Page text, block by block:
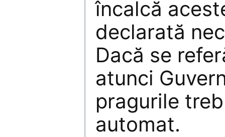
încalcă
declarată
Dacă se
atunci
pragurile
automat.